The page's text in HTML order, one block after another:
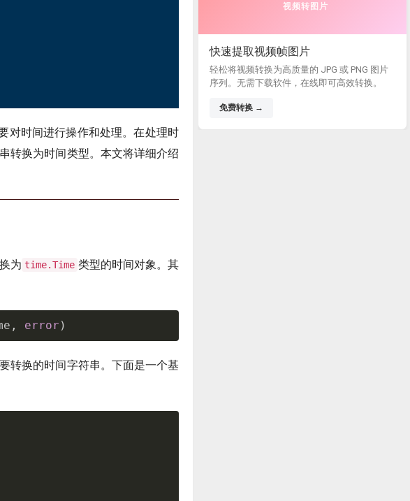
对时间进行操作和处理。在处理时
转换为时间类型。本文将详细介绍
为 time.Time 类型的时间对象。其
, error )
转换的时间字符串。下面是一个基
视频转图片
快速提取视频帧图片
轻松将视频转换为高质量的 JPG 或 PNG 图片
序列。无需下载软件，在线即可高效转换。
免费转换 →